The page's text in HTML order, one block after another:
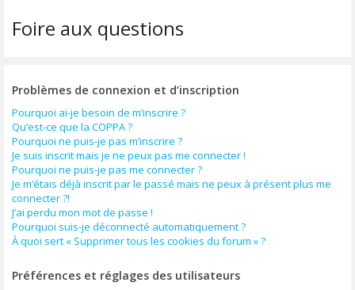
Foire aux questions
Problèmes de connexion et d’inscription
Pourquoi ai-je besoin de m’inscrire ?
Qu’est-ce que la COPPA ?
Pourquoi ne puis-je pas m’inscrire ?
Je suis inscrit mais je ne peux pas me connecter !
Pourquoi ne puis-je pas me connecter ?
Je m’étais déjà inscrit par le passé mais ne peux à présent plus me
connecter ?!
J’ai perdu mon mot de passe !
Pourquoi suis-je déconnecté automatiquement ?
À quoi sert « Supprimer tous les cookies du forum » ?
Préférences et réglages des utilisateurs